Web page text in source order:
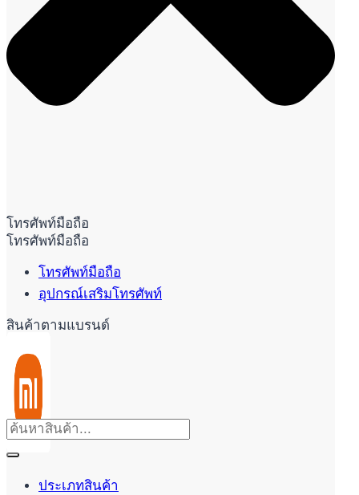
โทรศัพท์มือถือ
โทรศัพท์มือถือ
โทรศัพท์มือถือ
อุปกรณ์เสริมโทรศัพท์
สินค้าตามแบรนด์
ประเภทสินค้า